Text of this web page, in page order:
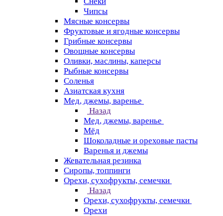
Чипсы
Мясные консервы
Фруктовые и ягодные консервы
Грибные консервы
Овощные консервы
Оливки, маслины, каперсы
Рыбные консервы
Соленья
Азиатская кухня
Мед, джемы, варенье
Назад
Мед, джемы, варенье
Мёд
Шоколадные и ореховые пасты
Варенья и джемы
Жевательная резинка
Сиропы, топпинги
Орехи, сухофрукты, семечки
Назад
Орехи, сухофрукты, семечки
Орехи